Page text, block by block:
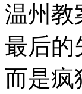
温州教
最后的
而是疯